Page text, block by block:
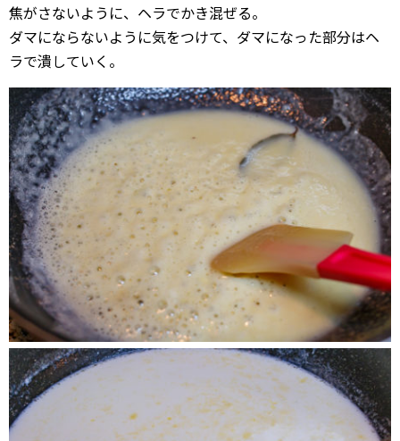
焦がさないように、ヘラでかき混ぜる。
ダマにならないように気をつけて、ダマになった部分はヘ
ラで潰していく。